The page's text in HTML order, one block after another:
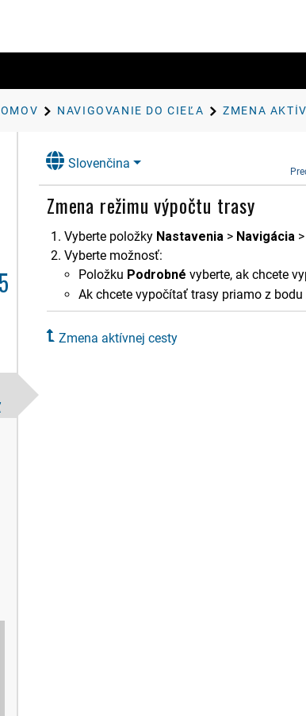
NAVIGOVANIE DO CIEĽA ZMENA
Slovenčina
Zmena režimu výpočtu trasy
Vyberte položky Nastave​nia > Navigácia >
Vyberte možnosť:
Položku Podrobné vyberte, ak chcete
Ak chcete vypočítať trasy priamo z
Zmena aktívnej cesty